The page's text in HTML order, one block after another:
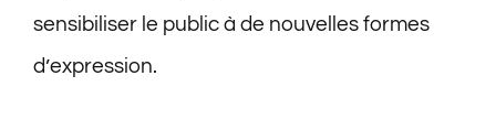
sensibiliser le public à de nouvelles formes
d’expression.